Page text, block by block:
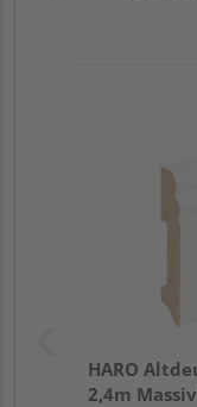
HARO
2,4m